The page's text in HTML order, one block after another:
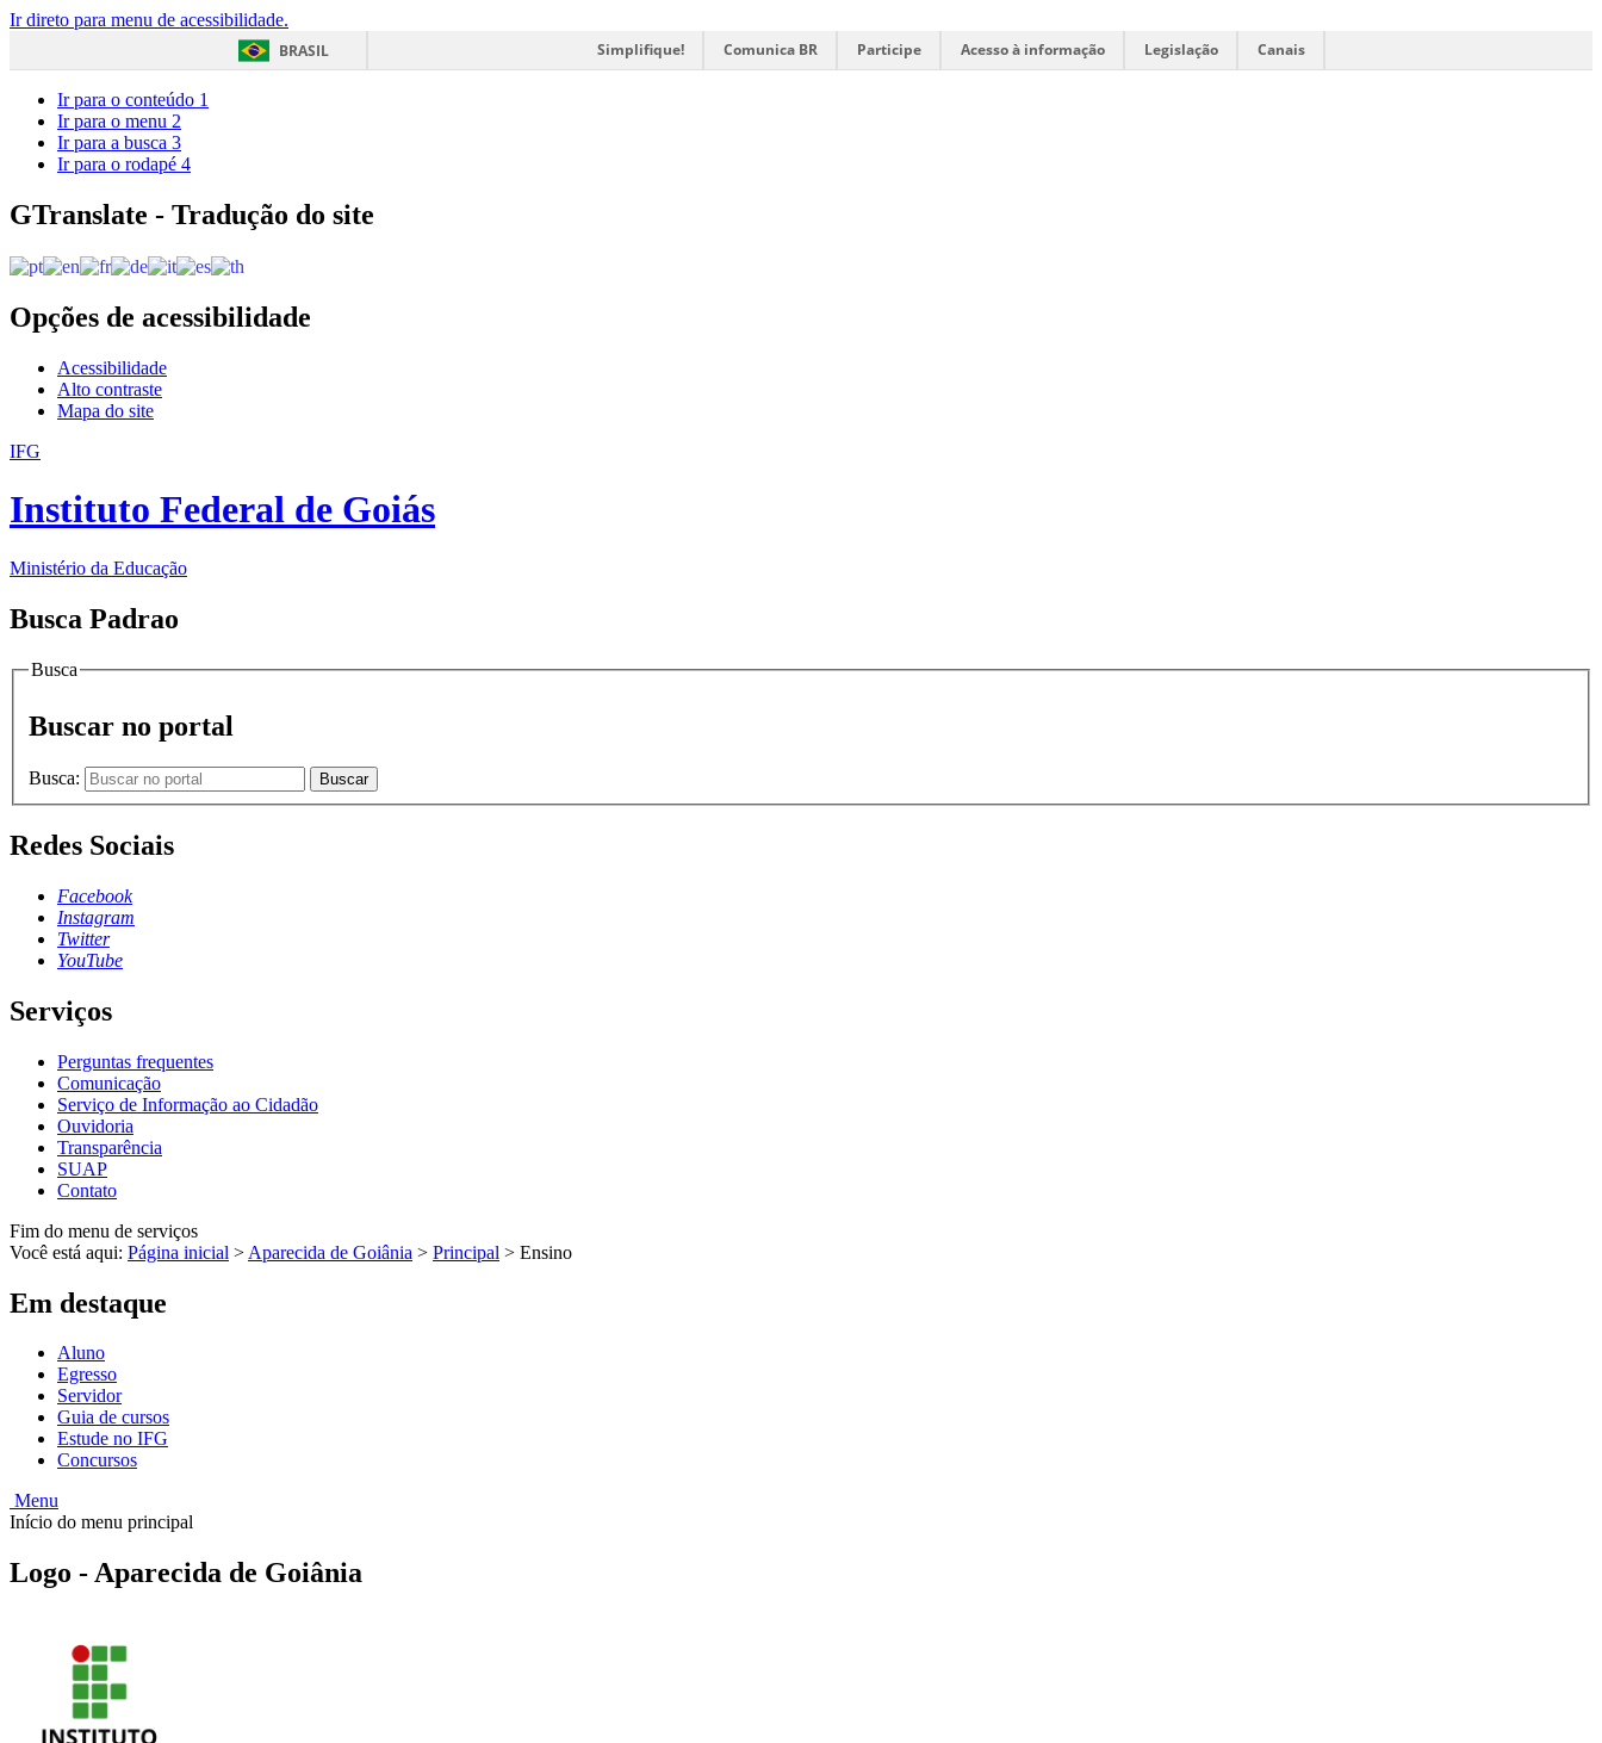
Ir direto para menu de acessibilidade.
BRASIL
Simplifique! Comunica BR Participe Acesso à informação Legislação Canais
Ir para o conteúdo 1
Ir para o menu 2
Ir para a busca 3
Ir para o rodapé 4
GTranslate - Tradução do site
Opções de acessibilidade
Acessibilidade
Alto contraste
Mapa do site
IFG
Instituto Federal de Goiás
Ministério da Educação
Busca Padrao
Busca
Buscar no portal
Busca: Buscar
Redes Sociais
Facebook
Instagram
Twitter
YouTube
Serviços
Perguntas frequentes
Comunicação
Serviço de Informação ao Cidadão
Ouvidoria
Transparência
SUAP
Contato
Fim do menu de serviços
Você está aqui: Página inicial > Aparecida de Goiânia > Principal > Ensino
Em destaque
Aluno
Egresso
Servidor
Guia de cursos
Estude no IFG
Concursos
Menu
Início do menu principal
Logo - Aparecida de Goiânia